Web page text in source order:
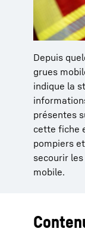
Depuis
grues
indique la
présentes
cette fiche
pompiers
secourir
mobile.